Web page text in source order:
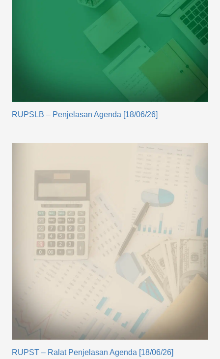
RUPSLB – Penjelasan Agenda [18/06/26]
RUPST – Ralat Penjelasan Agenda [18/06/26]